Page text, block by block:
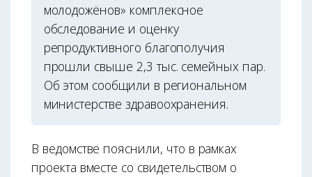
молодожёнов» комплексное
обследование и оценку
репродуктивного благополучия
прошли свыше 2,3 тыс. семейных пар.
Об этом сообщили в региональном
министерстве здравоохранения.
В ведомстве пояснили, что в рамках
проекта вместе со свидетельством о